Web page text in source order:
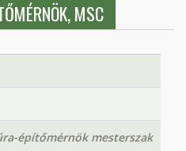
MSC
építőmérnök mesterszak